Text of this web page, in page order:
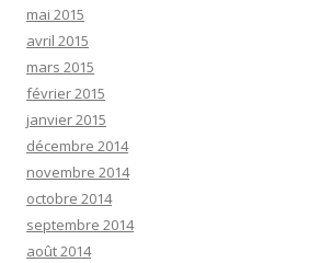
mai 2015
avril 2015
mars 2015
février 2015
janvier 2015
décembre 2014
novembre 2014
octobre 2014
septembre 2014
août 2014